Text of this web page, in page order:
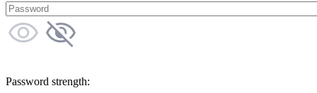
Password strength: